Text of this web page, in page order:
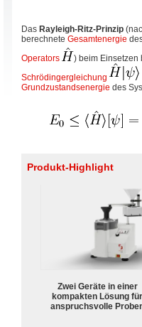
Das Rayleigh-Ritz-Prinzip
berechnete Gesamtenergie
Operators
) beim Einsetzen
Schrödingergleichung
Grundzustandsenergie des
Produkt-Highlight
Zwei Geräte in einer
kompakten Lösung für
anspruchsvolle